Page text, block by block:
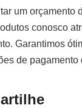
um orçamento
conosco
Garantimos
de pagamento